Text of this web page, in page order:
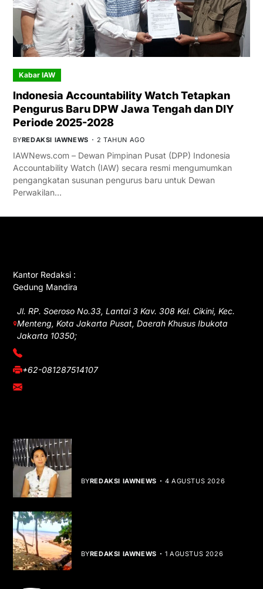
Kabar IAW
Indonesia Accountability Watch Tetapkan
Pengurus Baru DPW Jawa Tengah dan DIY
Periode 2025-2028
BYREDAKSI IAWNEWS 2 TAHUN AGO
IAWNews.com – Dewan Pimpinan Pusat (DPP) Indonesia
Accountability Watch (IAW) secara resmi mengumumkan
pengangkatan susunan pengurus baru untuk Dewan
Perwakilan…
Kantor Redaksi :
Gedung Mandira
Jl. RP. Soeroso No.33, Lantai 3 Kav. 308 Kel. Cikini, Kec.
Menteng, Kota Jakarta Pusat, Daerah Khusus Ibukota
Jakarta 10350;
(021) 3908026
+62-081287514107
adm@iawnews.com
BYREDAKSI IAWNEWS 4 AGUSTUS 2026
BYREDAKSI IAWNEWS 1 AGUSTUS 2026